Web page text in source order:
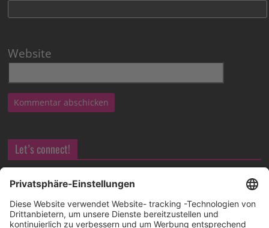
Website
Let’s connect!